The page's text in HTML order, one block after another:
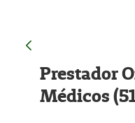
Prestador
Médicos